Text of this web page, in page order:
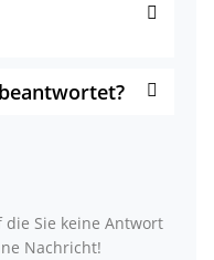
die Sie keine Antwort
Nachricht!